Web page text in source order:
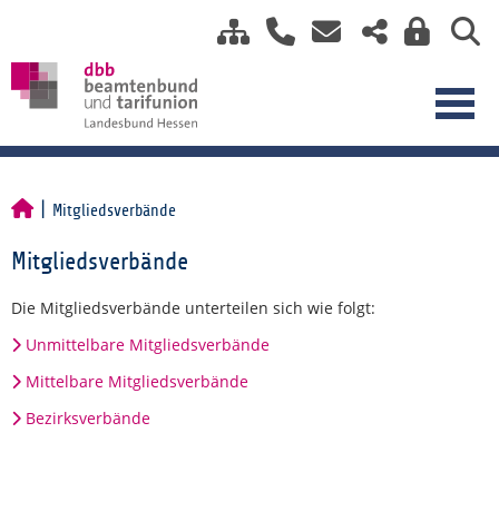
Mitgliedsverbände
Mitgliedsverbände
Die Mitgliedsverbände unterteilen sich wie folgt:
Unmittelbare Mitgliedsverbände
Mittelbare Mitgliedsverbände
Bezirksverbände